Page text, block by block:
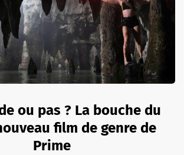
ou pas ? La bouche du
film de genre de
Prime